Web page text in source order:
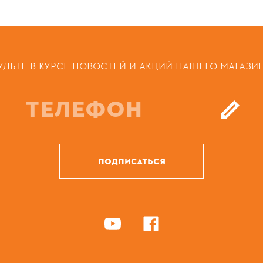
В КУРСЕ НОВОСТЕЙ И АКЦИЙ НАШЕГО
ПОДПИСАТЬСЯ